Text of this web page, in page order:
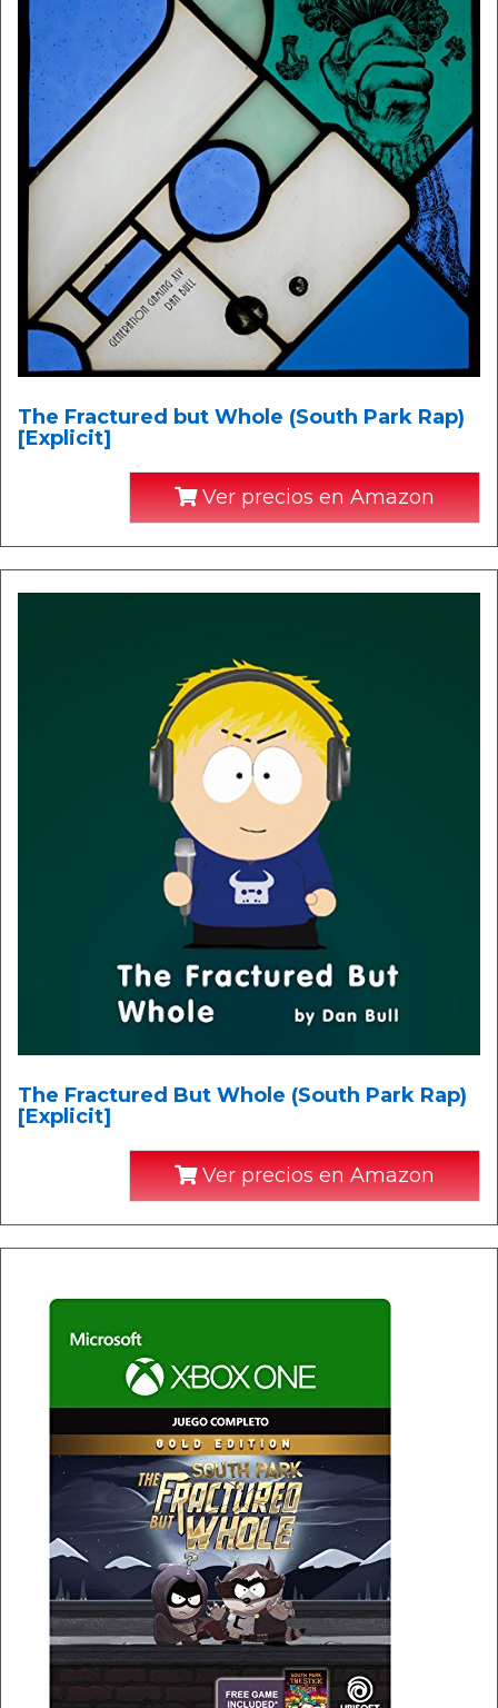
The Fractured but Whole (South Park Rap)
[Explicit]
Ver precios en Amazon
The Fractured But Whole (South Park Rap)
[Explicit]
Ver precios en Amazon